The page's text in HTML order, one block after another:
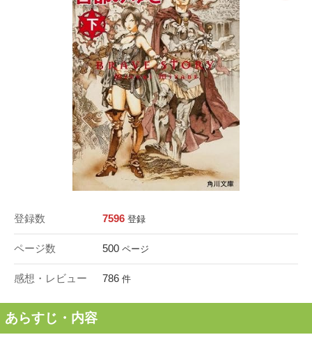
登録数 7596 登録
ページ数 500 ページ
感想・レビュー 786 件
あらすじ・内容